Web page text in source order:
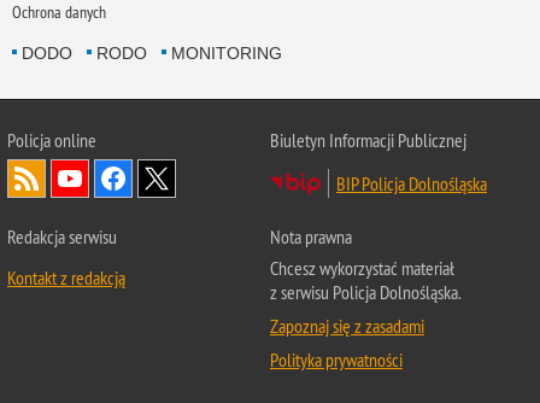
Ochrona danych
DODO RODO MONITORING
Policjaonline
Biuletyn Informacji Publicznej
BIP Policja Dolnośląska
Redakcja serwisu
Kontakt z redakcją
Nota prawna
Chcesz wykorzystać materiał
z serwisu Policja Dolnośląska.
Zapoznaj się z zasadami
Polityka prywatności